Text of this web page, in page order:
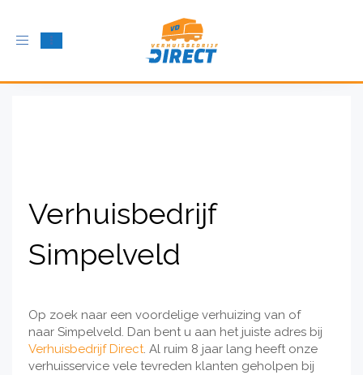
Schakel
Verhuisbedrijf
Simpelveld
Op zoek naar een voordelige verhuizing van of
naar Simpelveld. Dan bent u aan het juiste adres bij
Verhuisbedrijf Direct. Al ruim 8 jaar lang heeft onze
verhuisservice vele tevreden klanten geholpen bij